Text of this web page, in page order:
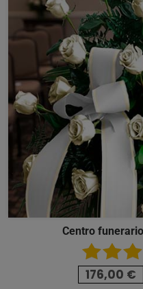
Centro
176,00 €